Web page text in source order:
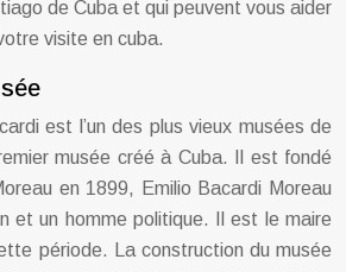
de Cuba et qui peuvent vous aider
visite en cuba.
est l’un des plus vieux musées de
musée créé à Cuba. Il est fondé
en 1899, Emilio Bacardi Moreau
et un homme politique. Il est le maire
période. La construction du musée